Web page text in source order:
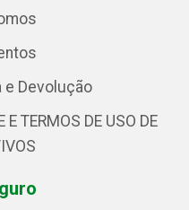
e Devolução
E TERMOS DE USO DE